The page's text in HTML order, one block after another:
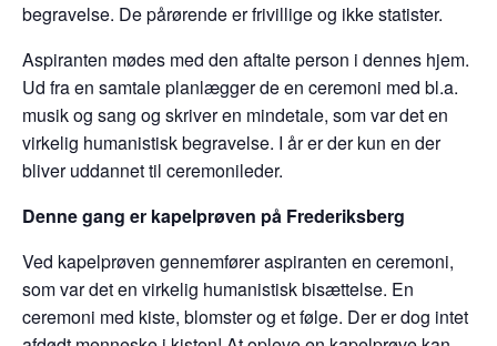
begravelse. De pårørende er frivillige og ikke statister.
Aspiranten mødes med den aftalte person i dennes hjem.
Ud fra en samtale planlægger de en ceremoni med bl.a.
musik og sang og skriver en mindetale, som var det en
virkelig humanistisk begravelse. I år er der kun en der
bliver uddannet til ceremonileder.
Denne gang er kapelprøven på Frederiksberg
Ved kapelprøven gennemfører aspiranten en ceremoni,
som var det en virkelig humanistisk bisættelse. En
ceremoni med kiste, blomster og et følge. Der er dog intet